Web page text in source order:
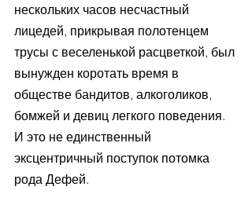
нескольких часов несчастный
лицедей, прикрывая полотенцем
трусы с веселенькой расцветкой, был
вынужден коротать время в
обществе бандитов, алкоголиков,
бомжей и девиц легкого поведения.
И это не единственный
эксцентричный поступок потомка
рода Дефей.